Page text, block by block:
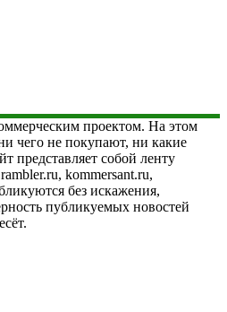
проектом. На этом
чего не покупают, ни какие
представляет собой ленту
kommersant.ru,
без искажения,
публикуемых новостей